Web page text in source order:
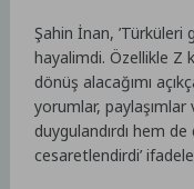
Şahin İnan,
hayalimdi. Özellikle Z
dönüş alacağımı
yorumlar,
duygulandırdı hem
cesaretlendirdi’